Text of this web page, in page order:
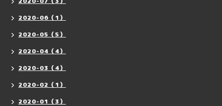
2020-06（1）
2020-05（5）
2020-04（4）
2020-03（4）
2020-02（1）
2020-01（3）